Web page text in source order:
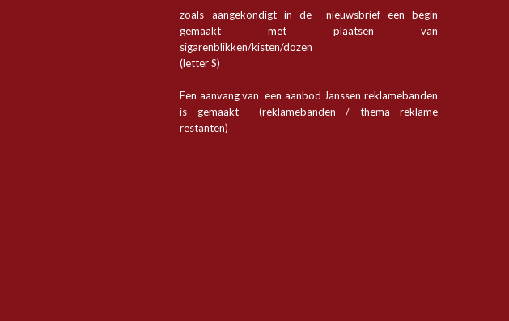
zoals aangekondigt in de nieuwsbrief een begin
gemaakt met plaatsen van
sigarenblikken/kisten/dozen
(letter S)
Een aanvang van een aanbod Janssen reklamebanden
is gemaakt (reklamebanden / thema reklame
restanten)